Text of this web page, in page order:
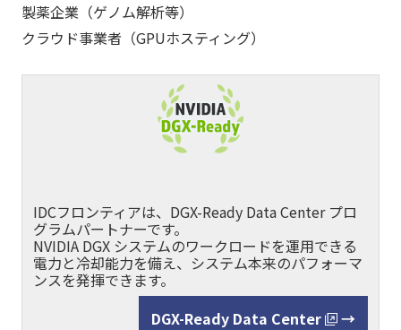
製薬企業（ゲノム解析等）
クラウド事業者（GPUホスティング）
IDCフロンティアは、DGX-Ready Data Center プロ
グラムパートナーです。
NVIDIA DGX システムのワークロードを運用できる
電力と冷却能力を備え、システム本来のパフォーマ
ンスを発揮できます。
DGX-Ready Data Center
→